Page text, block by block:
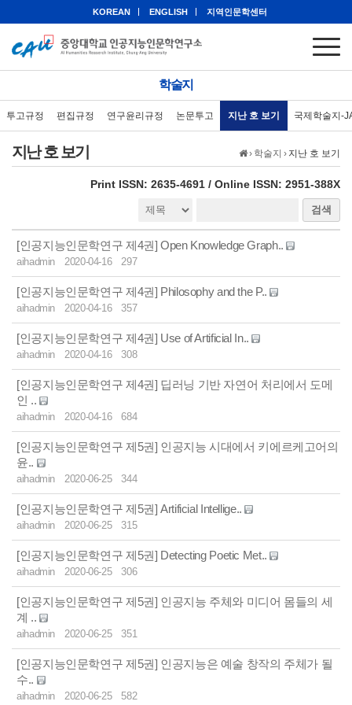
KOREAN ENGLISH 지역인문학센터
학술지
투고규정 편집규정 연구윤리규정 논문투고 지난 호 보기 국제학술지-
› 학술지 › 지난 호 보기
지난 호 보기
Print ISSN: 2635-4691 / Online ISSN: 2951-388X
검색
[인공지능인문학연구 제4권] Open Knowledge Graph..
aihadmin 2020-04-16 297
[인공지능인문학연구 제4권] Philosophy and the P..
aihadmin 2020-04-16 357
[인공지능인문학연구 제4권] Use of Artificial In..
aihadmin 2020-04-16 308
[인공지능인문학연구 제4권] 딥러닝 기반 자연어 처리에서 도메
인 ..
aihadmin 2020-04-16 684
[인공지능인문학연구 제5권] 인공지능 시대에서 키에르케고어의
윤..
aihadmin 2020-06-25 344
[인공지능인문학연구 제5권] Artificial Intellige..
aihadmin 2020-06-25 315
[인공지능인문학연구 제5권] Detecting Poetic Met..
aihadmin 2020-06-25 306
[인공지능인문학연구 제5권] 인공지능 주체와 미디어 몸들의 세
계 ..
aihadmin 2020-06-25 351
[인공지능인문학연구 제5권] 인공지능은 예술 창작의 주체가 될
수..
aihadmin 2020-06-25 582